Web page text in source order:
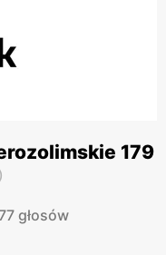
179
)
głosów